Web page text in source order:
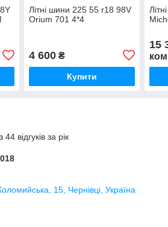
Літні шини 225 55 r18 98V
Orium 701 4*4
4 600₴
Купити
15
відгуків за рік
15, Чернівці, Україна